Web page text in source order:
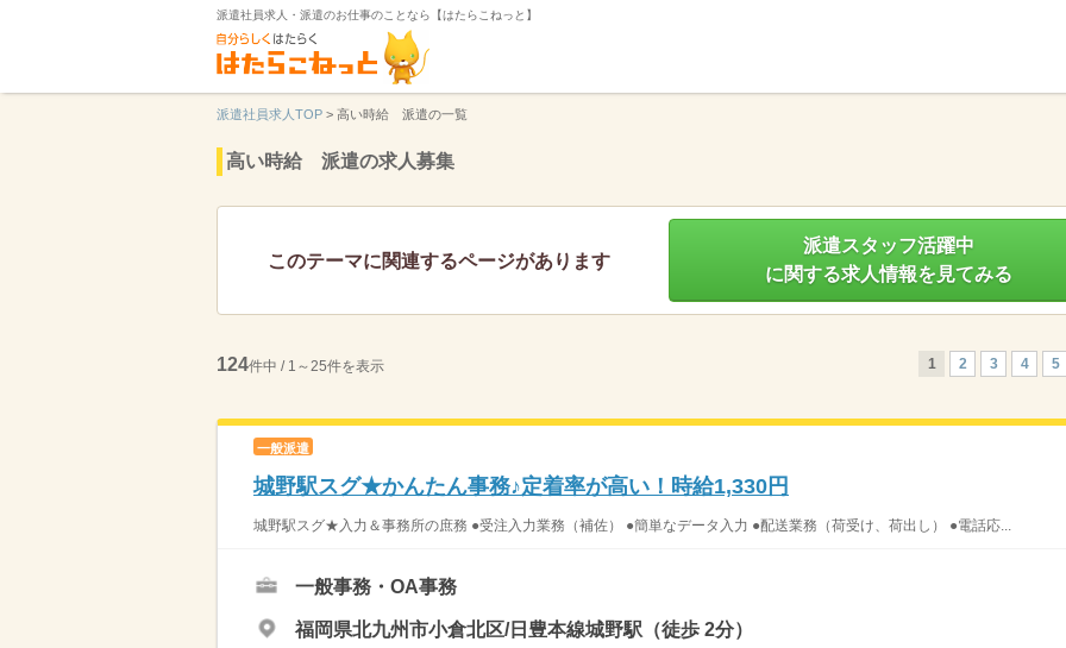
派遣社員求人・派遣のお仕事のことなら【はたらこねっと】
派遣社員求人TOP > 高い時給 派遣の一覧
高い時給 派遣の求人募集
このテーマに関連するページがあります
派遣スタッフ活躍中
に関する求人情報を見てみる
124件中 / 1～25件を表示 1 2 3 4 5
一般派遣
城野駅スグ★かんたん事務♪定着率が高い！時給1,330円
城野駅スグ★入力＆事務所の庶務 ●受注入力業務（補佐） ●簡単なデータ入力 ●配送業務（荷受け、荷出し） ●電話応...
一般事務・OA事務
福岡県北九州市小倉北区/日豊本線城野駅（徒歩 2分）